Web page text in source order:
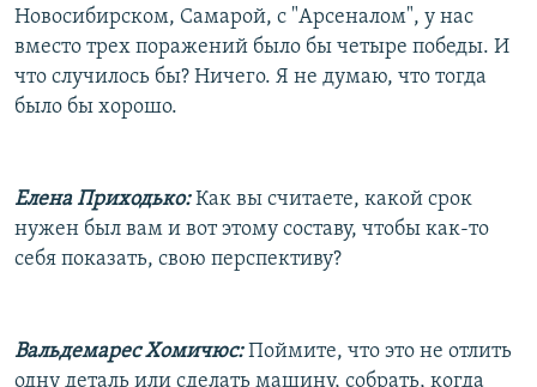
Новосибирском, Самарой, с "Арсеналом", у нас
вместо трех поражений было бы четыре победы. И
что случилось бы? Ничего. Я не думаю, что тогда
было бы хорошо.
Елена Приходько:Как вы считаете, какой срок
нужен был вам и вот этому составу, чтобы как-то
себя показать, свою перспективу?
Вальдемарес Хомичюс:Поймите, что это не отлить
одну деталь или сделать машину, собрать, когда